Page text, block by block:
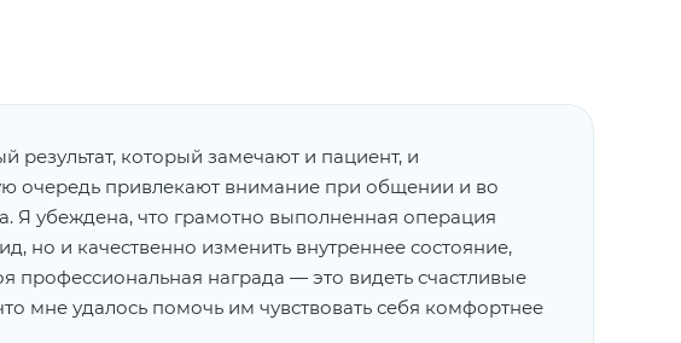
который замечают и пациент, и
очередь привлекают внимание при общении и во
Я убеждена, что грамотно выполненная операция
но и качественно изменить внутреннее состояние,
профессиональная награда — это видеть счастливые
мне удалось помочь им чувствовать себя комфортнее